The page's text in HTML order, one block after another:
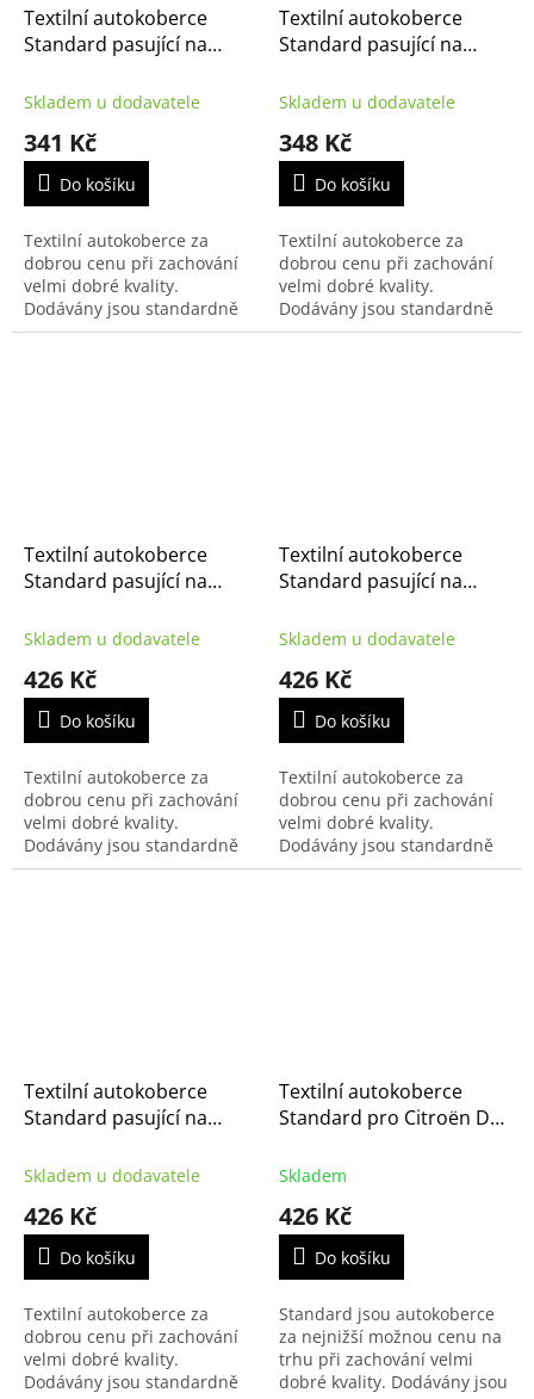
Textilní autokoberce
Standard pasující na
2m osobní varianta
Skladem u dodavatele
341 Kč
Do košíku
Textilní autokoberce za
dobrou cenu při zachování
velmi dobré kvality.
Dodávány jsou standardně
s černým přízovým obšitím a
Textilní autokoberce
Standard pasující na
2006 2/3m
Skladem u dodavatele
348 Kč
Do košíku
Textilní autokoberce za
dobrou cenu při zachování
velmi dobré kvality.
Dodávány jsou standardně
s černým přízovým obšitím a
Textilní autokoberce
Standard pasující na
Skladem u dodavatele
426 Kč
Do košíku
Textilní autokoberce za
dobrou cenu při zachování
velmi dobré kvality.
Dodávány jsou standardně
s černým přízovým obšitím a
Textilní autokoberce
Standard pasující na
Skladem u dodavatele
426 Kč
Do košíku
Textilní autokoberce za
dobrou cenu při zachování
velmi dobré kvality.
Dodávány jsou standardně
s černým přízovým obšitím a
Textilní autokoberce
Standard pasující na
Skladem u dodavatele
426 Kč
Do košíku
Textilní autokoberce za
dobrou cenu při zachování
velmi dobré kvality.
Dodávány jsou standardně
Textilní autokoberce
Standard pro Citroën DS
Skladem
426 Kč
Do košíku
Standard jsou autokoberce
za nejnižší možnou cenu na
trhu při zachování velmi
dobré kvality. Dodávány jsou